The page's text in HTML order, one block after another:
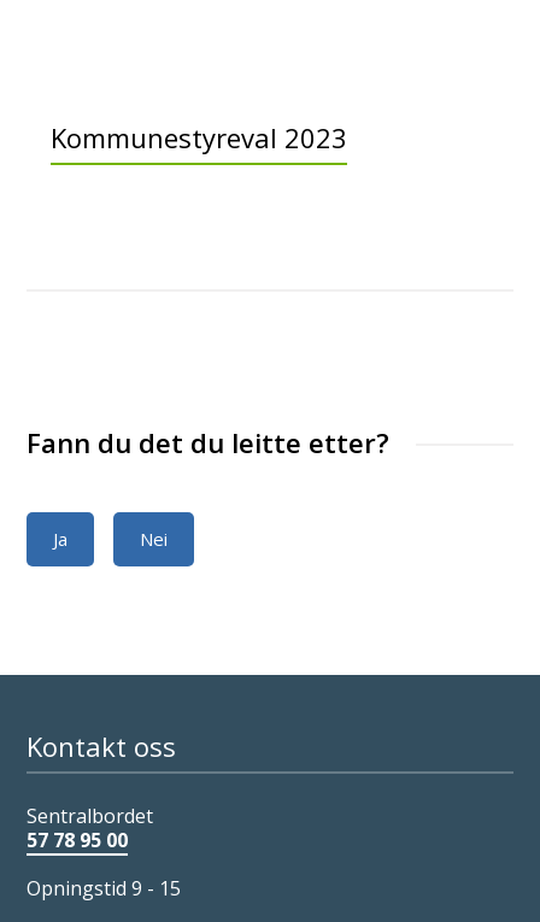
Kommunestyreval 2023
Fann du det du leitte etter?
Ja Nei
Kontakt oss
Sentralbordet
57 78 95 00
Opningstid 9 - 15